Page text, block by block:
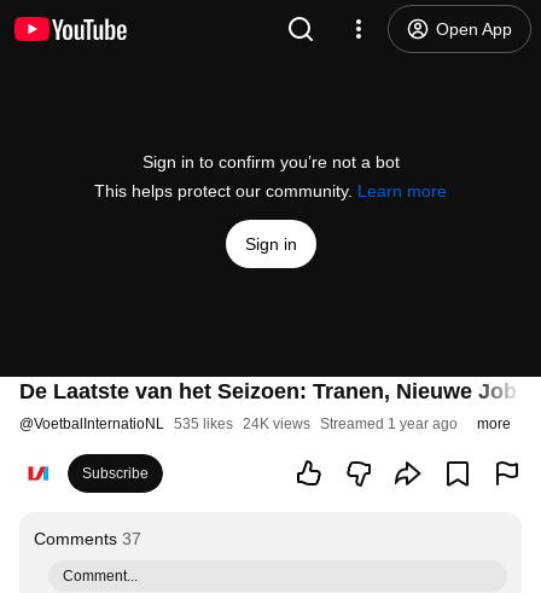
Open App
Sign in to confirm you’re not a bot
This helps protect our community. Learn more
Sign in
De Laatste van het Seizoen: Tranen, Nieuwe Job
@VoetbalInternatioNL 535 likes 24K views Streamed 1 year ago more
Subscribe
Comments 37
Comment...